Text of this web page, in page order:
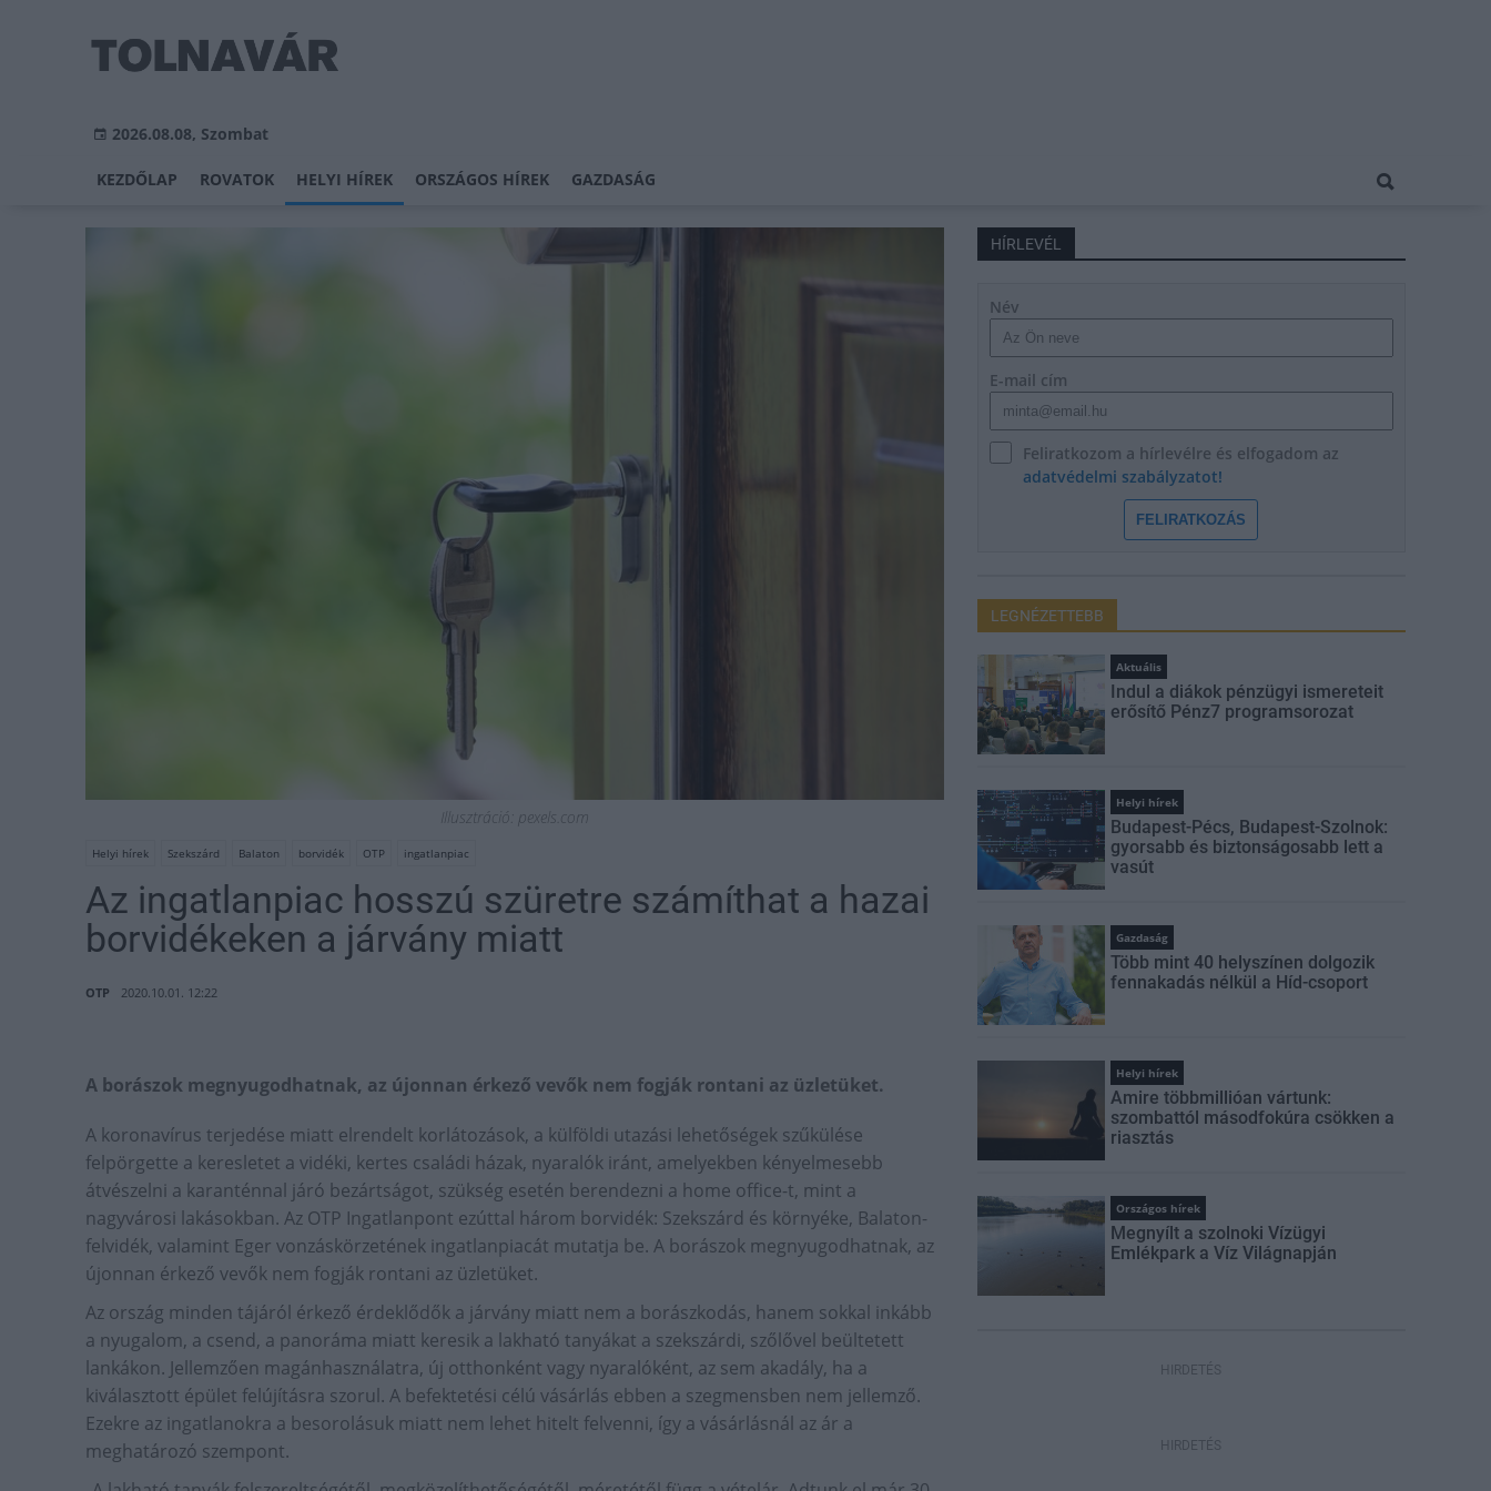
2026.08.08, Szombat
KEZDŐLAP ROVATOK HELYI HÍREK ORSZÁGOS HÍREK GAZDASÁG
Illusztráció: pexels.com
Helyi hírek Szekszárd Balaton borvidék OTP ingatlanpiac
Az ingatlanpiac hosszú szüretre számíthat a hazai
borvidékeken a járvány miatt
OTP 2020.10.01. 12:22
A borászok megnyugodhatnak, az újonnan érkező vevők nem fogják rontani az üzletüket.
A koronavírus terjedése miatt elrendelt korlátozások, a külföldi utazási lehetőségek szűkülése
felpörgette a keresletet a vidéki, kertes családi házak, nyaralók iránt, amelyekben kényelmesebb
átvészelni a karanténnal járó bezártságot, szükség esetén berendezni a home office-t, mint a
nagyvárosi lakásokban. Az OTP Ingatlanpont ezúttal három borvidék: Szekszárd és környéke, Balaton-
felvidék, valamint Eger vonzáskörzetének ingatlanpiacát mutatja be. A borászok megnyugodhatnak, az
újonnan érkező vevők nem fogják rontani az üzletüket.
Az ország minden tájáról érkező érdeklődők a járvány miatt nem a borászkodás, hanem sokkal inkább
a nyugalom, a csend, a panoráma miatt keresik a lakható tanyákat a szekszárdi, szőlővel beültetett
lankákon. Jellemzően magánhasználatra, új otthonként vagy nyaralóként, az sem akadály, ha a
kiválasztott épület felújításra szorul. A befektetési célú vásárlás ebben a szegmensben nem jellemző.
Ezekre az ingatlanokra a besorolásuk miatt nem lehet hitelt felvenni, így a vásárlásnál az ár a
meghatározó szempont.
HÍRLEVÉL
Név
E-mail cím
Feliratkozom a hírlevélre és elfogadom az
adatvédelmi szabályzatot!
FELIRATKOZÁS
LEGNÉZETTEBB
Aktuális
Indul a diákok pénzügyi ismereteit
erősítő Pénz7 programsorozat
Helyi hírek
Budapest-Pécs, Budapest-Szolnok:
gyorsabb és biztonságosabb lett a
vasút
Gazdaság
Több mint 40 helyszínen dolgozik
fennakadás nélkül a Híd-csoport
Helyi hírek
Amire többmillióan vártunk:
szombattól másodfokúra csökken a
riasztás
Országos hírek
Megnyílt a szolnoki Vízügyi
Emlékpark a Víz Világnapján
HIRDETÉS
HIRDETÉS